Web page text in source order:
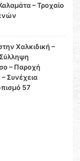
– Τροχαίο
Χαλκιδική –
– Παροχή
Συνέχεια
57